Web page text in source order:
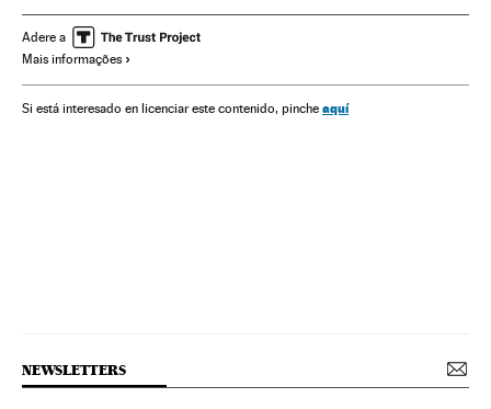
Comunicações Indústria
Adolescência
Infância Video games Internet Crescer Conectados
Adere a
Mais informações
Si está interesado en licenciar este contenido, pinche aquí
NEWSLETTERS